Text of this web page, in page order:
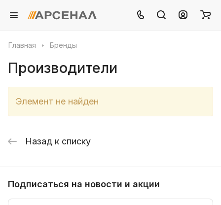
Главная Бренды
Производители
Элемент не найден
Назад к списку
Подписаться на новости и акции